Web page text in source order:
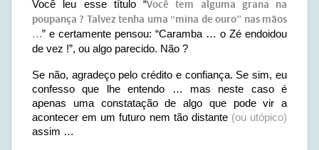
Você leu esse título “Você tem alguma grana na
poupança ? Talvez tenha uma “mina de ouro” nas mãos
…” e certamente pensou: “Caramba … o Zé endoidou
de vez !”, ou algo parecido. Não ?
Se não, agradeço pelo crédito e confiança. Se sim, eu
confesso que lhe entendo … mas neste caso é
apenas uma constatação de algo que pode vir a
acontecer em um futuro nem tão distante (ou utópico)
assim …